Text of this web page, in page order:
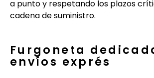
a punto y respetando los plazos
cadena de suministro.
Furgoneta
envíos exprés